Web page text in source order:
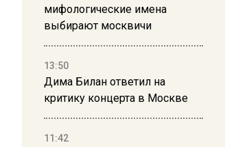
мифологические имена
выбирают москвичи
13:50
Дима Билан ответил на
критику концерта в Москве
11:42